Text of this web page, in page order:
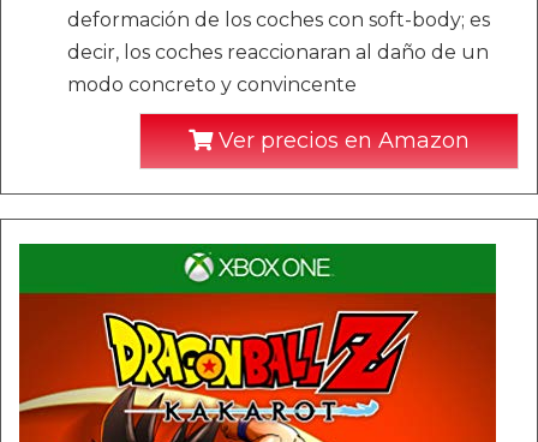
deformación de los coches con soft-body; es
decir, los coches reaccionaran al daño de un
modo concreto y convincente
Ver precios en Amazon